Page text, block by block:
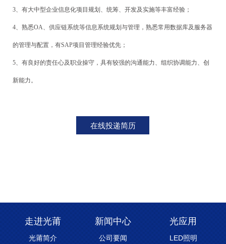
3、有大中型企业信息化项目规划、统筹、开发及实施等丰富经验；
4、熟悉OA、供应链系统等信息系统规划与管理，熟悉常用数据库及服务器
的管理与配置，有SAP项目管理经验优先；
5、有良好的责任心及职业操守，具有较强的沟通能力、组织协调能力、创
新能力。
在线投递简历
走进光莆
光莆简介
新闻中心
公司要闻
光应用
LED照明